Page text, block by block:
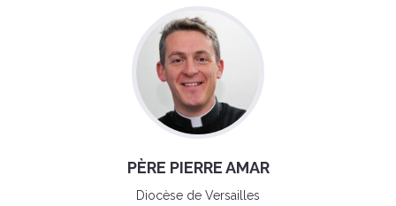
PÈRE PIERRE AMAR
Diocèse de Versailles